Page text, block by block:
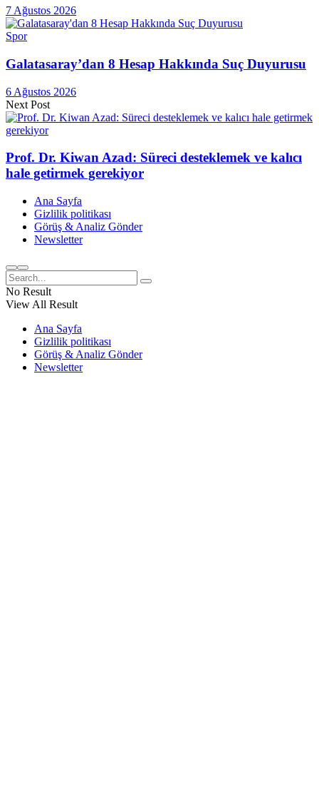
7 Ağustos 2026
Spor
Galatasaray’dan 8 Hesap Hakkında Suç Duyurusu
6 Ağustos 2026
Next Post
Prof. Dr. Kiwan Azad: Süreci desteklemek ve kalıcı
hale getirmek gerekiyor
Ana Sayfa
Gizlilik politikası
Görüş & Analiz Gönder
Newsletter
No Result
View All Result
Ana Sayfa
Gizlilik politikası
Görüş & Analiz Gönder
Newsletter